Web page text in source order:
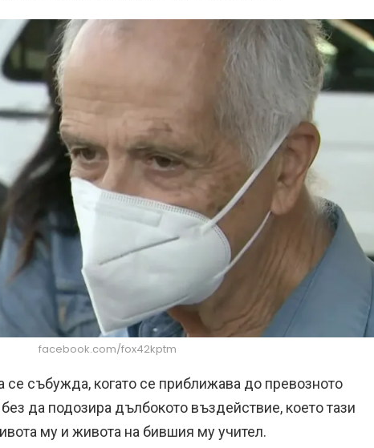
facebook.com/fox42kptm
се събужда, когато се приближава до превозното
да подозира дълбокото въздействие, което тази
му и живота на бившия му учител.